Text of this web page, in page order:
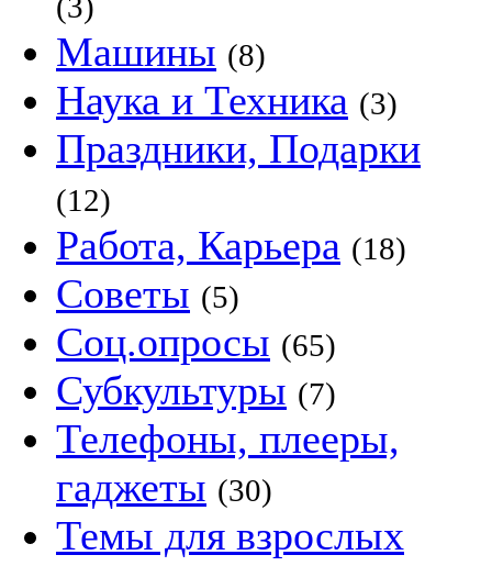
Машины (8)
Наука и Техника (3)
Праздники, Подарки
(12)
Работа, Карьера (18)
Советы (5)
Соц.опросы (65)
Субкультуры (7)
Телефоны, плееры,
гаджеты (30)
Темы для взрослых